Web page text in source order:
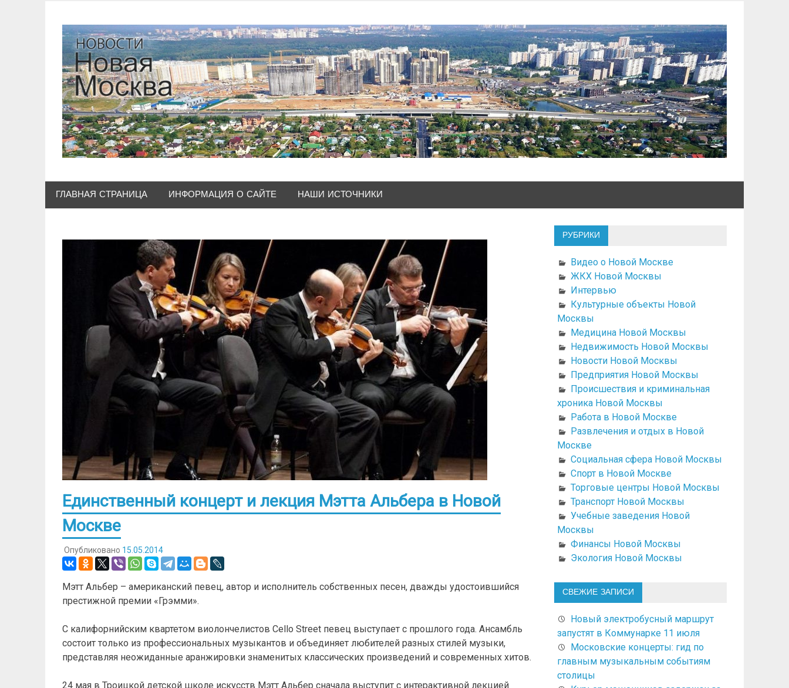
content
ГЛАВНАЯ СТРАНИЦА ИНФОРМАЦИЯ О САЙТЕ НАШИ ИСТОЧНИКИ
Единственный концерт и лекция Мэтта Альбера в Новой
Москве
Опубликовано 15.05.2014
Мэтт Альбер – американский певец, автор и исполнитель собственных песен, дважды удостоившийся
престижной премии «Грэмми».
С калифорнийским квартетом виолончелистов Cello Street певец выступает с прошлого года. Ансамбль
состоит только из профессиональных музыкантов и объединяет любителей разных стилей музыки,
представляя неожиданные аранжировки знаменитых классических произведений и современных хитов.
24 мая в Троицкой детской школе искусств Мэтт Альбер сначала выступит с интерактивной лекцией
РУБРИКИ
Видео о Новой Москве
ЖКХ Новой Москвы
Интервью
Культурные объекты Новой
Москвы
Медицина Новой Москвы
Недвижимость Новой Москвы
Новости Новой Москвы
Предприятия Новой Москвы
Происшествия и криминальная
хроника Новой Москвы
Работа в Новой Москве
Развлечения и отдых в Новой
Москве
Социальная сфера Новой Москвы
Спорт в Новой Москве
Торговые центры Новой Москвы
Транспорт Новой Москвы
Учебные заведения Новой
Москвы
Финансы Новой Москвы
Экология Новой Москвы
СВЕЖИЕ ЗАПИСИ
Новый электробусный маршрут
запустят в Коммунарке 11 июля
Московские концерты: гид по
главным музыкальным событиям
столицы